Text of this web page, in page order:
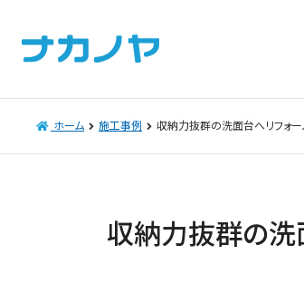
ホーム 施工事例 収納力抜群の洗面台へリフォ
収納力抜群の洗